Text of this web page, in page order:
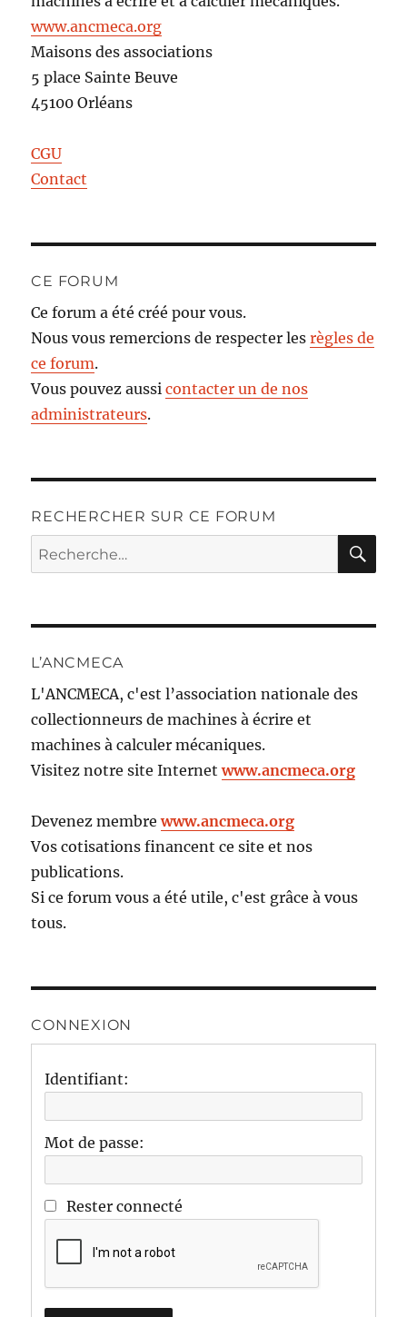
www.ancmeca.org
Maisons des associations
5 place Sainte Beuve
45100 Orléans
CGU
Contact
CE FORUM
Ce forum a été créé pour vous.
Nous vous remercions de respecter lesrègles de
ce forum.
Vous pouvez aussicontacter un de nos
administrateurs.
RECHERCHER SUR CE FORUM
Recherche
pour :
L’ANCMECA
L'ANCMECA, c'est l’association nationale des
collectionneurs de machines à écrire et
machines à calculer mécaniques.
Visitez notre site Internetwww.ancmeca.org
Devenez membrewww.ancmeca.org
Vos cotisations financent ce site et nos
publications.
Si ce forum vous a été utile, c'est grâce à vous
tous.
CONNEXION
Identifiant:
Mot de passe:
Rester connecté